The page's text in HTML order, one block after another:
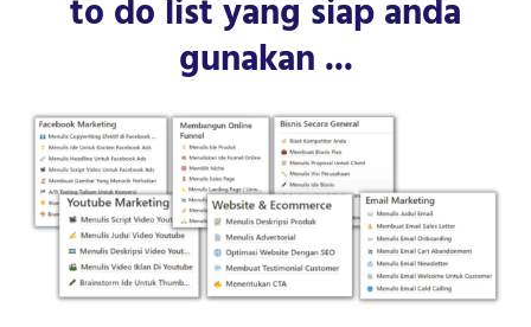
to do list yang siap anda
gunakan ...